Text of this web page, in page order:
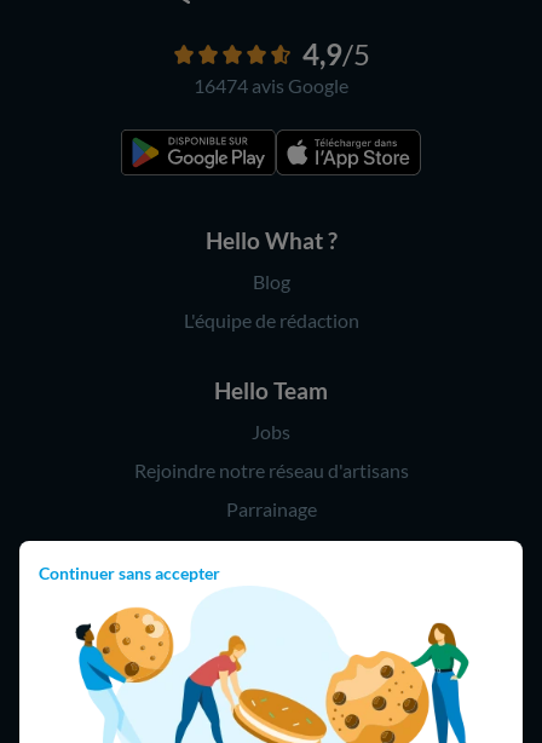
Continuer sans accepter
4,9/5
16474 avis Google
Hello What ?
Blog
L'équipe de rédaction
Hello Team
Jobs
Rejoindre notre réseau d'artisans
Parrainage
Hello !
09 75 18 60 60
(8h-21h)
75018 Paris